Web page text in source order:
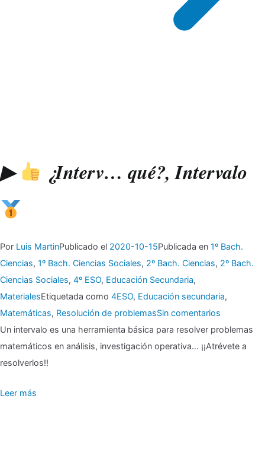
▶ ¿Interv… qué?, Intervalo
Por Luis MartinPublicado el 2020-10-15Publicada en 1º Bach.
Ciencias, 1º Bach. Ciencias Sociales, 2º Bach. Ciencias, 2º Bach.
Ciencias Sociales, 4º ESO, Educación Secundaria,
MaterialesEtiquetada como 4ESO, Educación secundaria,
Matemáticas, Resolución de problemasSin comentarios
▶
Un intervalo es una herramienta básica para resolver problemas
matemáticos en análisis, investigación operativa… ¡¡Atrévete a
resolverlos!!
Leer más